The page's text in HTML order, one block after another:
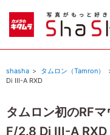
shasha タムロン（Tamron）
Di III-A RXD
タムロン初のRF
F/2.8 Di III-A RXD